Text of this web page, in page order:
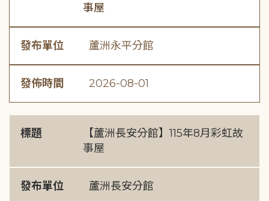
事屋
發布單位 蘆洲永平分館
發佈時間 2026-08-01
標題
【蘆洲長安分館】115年8月彩虹故
事屋
發布單位 蘆洲長安分館